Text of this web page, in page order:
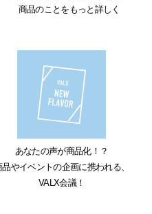
商品のことをもっと詳しく
あなたの声が商品化！？
品やイベントの企画に携われる、
VALX会議！